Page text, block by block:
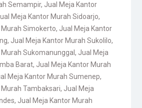
Semampir, Jual Meja Kantor
Meja Kantor Murah Sidoarjo,
Simokerto, Jual Meja Kantor
, Jual Meja Kantor Murah Sukolilo,
Sukomanunggal , Jual Meja
Barat, Jual Meja Kantor Murah
Meja Kantor Murah Sumenep,
Tambaksari, Jual Meja
, Jual Meja Kantor Murah